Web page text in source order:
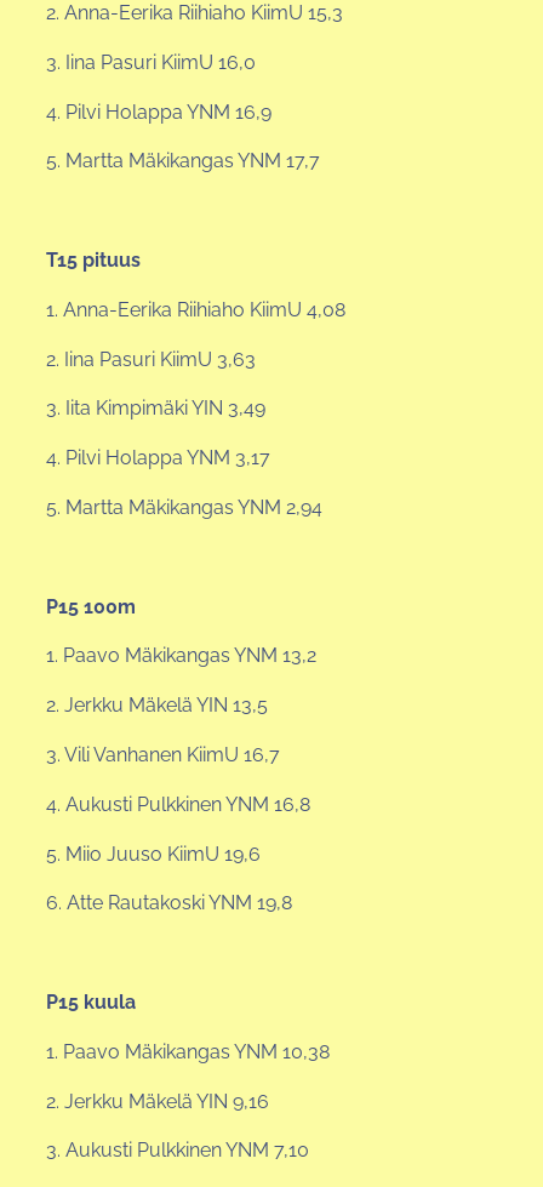
2. Anna-Eerika Riihiaho KiimU 15,3
3. Iina Pasuri KiimU 16,0
4. Pilvi Holappa YNM 16,9
5. Martta Mäkikangas YNM 17,7
T15 pituus
1. Anna-Eerika Riihiaho KiimU 4,08
2. Iina Pasuri KiimU 3,63
3. Iita Kimpimäki YIN 3,49
4. Pilvi Holappa YNM 3,17
5. Martta Mäkikangas YNM 2,94
P15 100m
1. Paavo Mäkikangas YNM 13,2
2. Jerkku Mäkelä YIN 13,5
3. Vili Vanhanen KiimU 16,7
4. Aukusti Pulkkinen YNM 16,8
5. Miio Juuso KiimU 19,6
6. Atte Rautakoski YNM 19,8
P15 kuula
1. Paavo Mäkikangas YNM 10,38
2. Jerkku Mäkelä YIN 9,16
3. Aukusti Pulkkinen YNM 7,10